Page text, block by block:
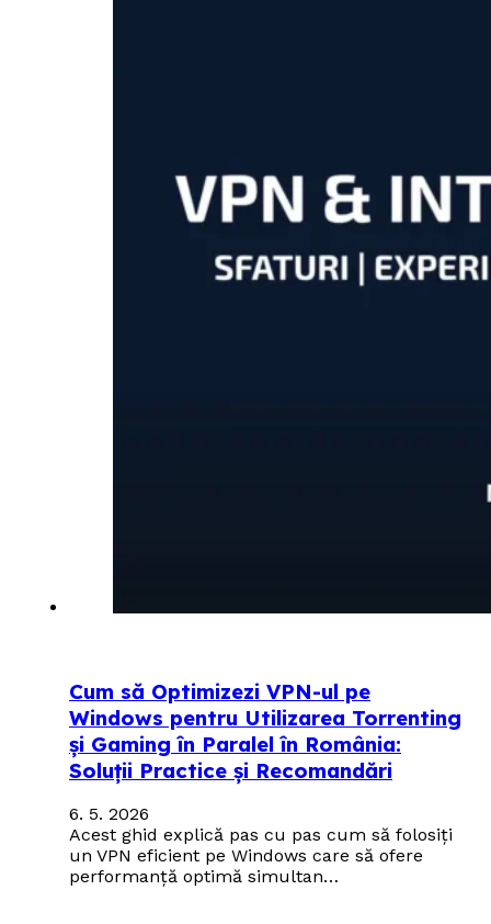
Cum să Optimizezi VPN-ul pe
Windows pentru Utilizarea Torrenting
și Gaming în Paralel în România:
Soluții Practice și Recomandări
6. 5. 2026
Acest ghid explică pas cu pas cum să folosiți
un VPN eficient pe Windows care să ofere
performanță optimă simultan…